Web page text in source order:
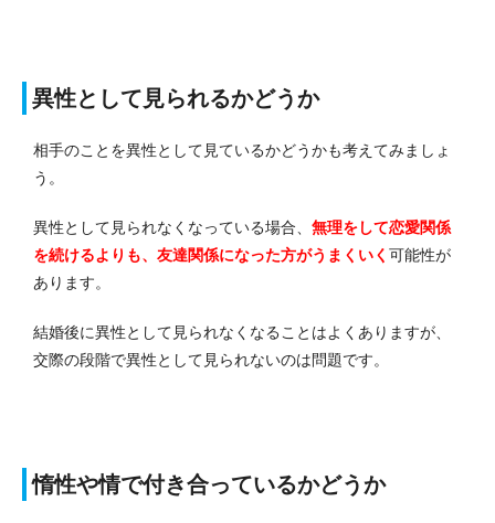
異性として見られるかどうか
相手のことを異性として見ているかどうかも考えてみましょ
う。
異性として見られなくなっている場合、 無理をして恋愛関係
を続けるよりも、友達関係になった方がうまくいく 可能性が
あります。
結婚後に異性として見られなくなることはよくありますが、
交際の段階で異性として見られないのは問題です。
惰性や情で付き合っているかどうか